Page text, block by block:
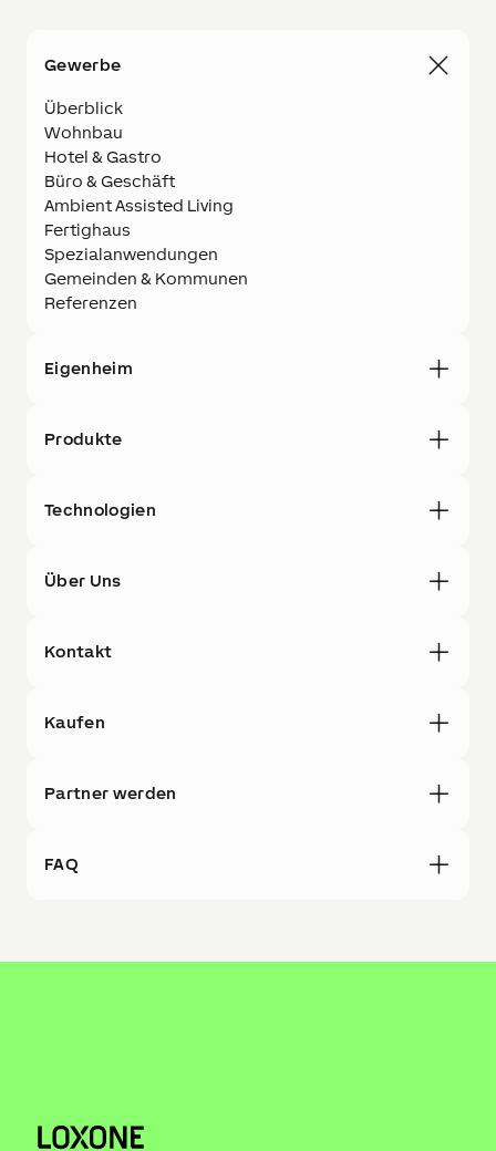
Gewerbe
Überblick
Wohnbau
Hotel & Gastro
Büro & Geschäft
Ambient Assisted Living
Fertighaus
Spezialanwendungen
Gemeinden & Kommunen
Referenzen
Eigenheim
Produkte
Technologien
Über Uns
Kontakt
Kaufen
Partner werden
FAQ